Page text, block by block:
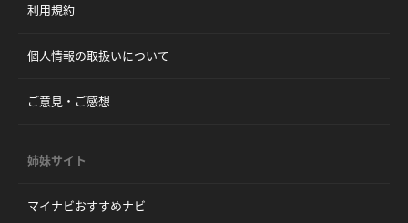
利用規約
個人情報の取扱いについて
ご意見・ご感想
姉妹サイト
マイナビおすすめナビ